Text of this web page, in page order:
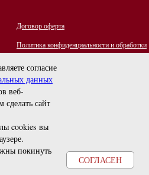
задайте вопрос
согласие
данных
веб-
сайт
cookies вы
.
покинуть
СОГЛАСЕН
Договор оферта
Политика конфиденциальности и обработки
персональных данных
Оплата и Доставка